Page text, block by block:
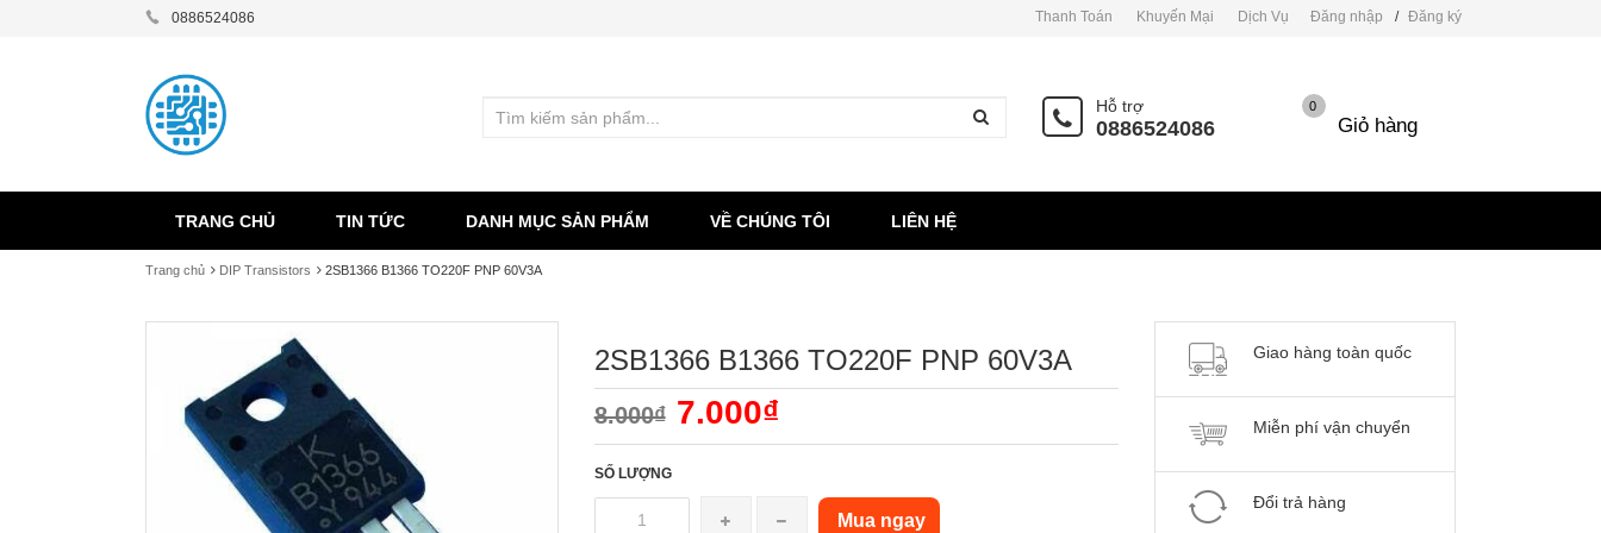
0886524086 Đăng nhập / Đăng ký
Thanh Toán Khuyến Mại Dịch Vụ
Hỗ trợ
0886524086 Giỏ hàng
0
TRANG CHỦ TIN TỨC DANH MỤC SẢN PHẨM VỀ CHÚNG TÔI LIÊN HỆ
Trang chủ DIP Transistors 2SB1366 B1366 TO220F PNP 60V3A
2SB1366 B1366 TO220F PNP 60V3A
8.000₫ 7.000₫
SỐ LƯỢNG
Mua ngay
Giao hàng toàn quốc
Miễn phí vận chuyển
Đổi trả hàng